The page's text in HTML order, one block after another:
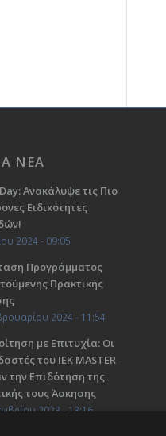
ΝΕΑ
Ανακάλυψε τις Πιο
Ειδικότητες
2024 - 09:05
Προγράμματος
Πρακτικής
2024 - 11:54
με Επιτυχία: Οι
του ΙΕΚ ΜΑSTER
την Επιδότηση της
τους Άσκησης
2023 - 13:16